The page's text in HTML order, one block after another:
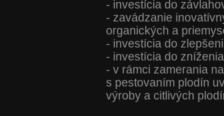
- investícia do
- zavádzanie
organických a
- investícia do
- investícia do
- v rámci zamerania
s pestovaním plodín
výroby a citlivých